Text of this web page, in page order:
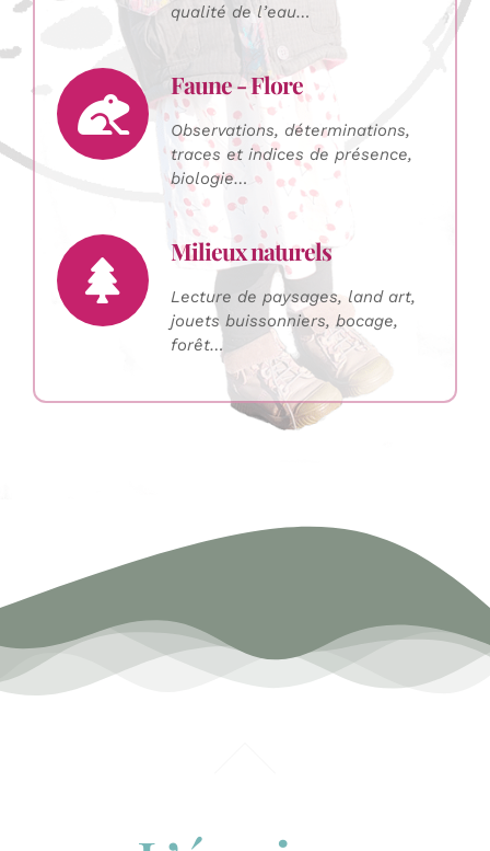
qualité de l’eau…
Faune - Flore
Observations, déterminations,
traces et indices de présence,
biologie…
Milieux naturels
Lecture de paysages, land art,
jouets buissonniers, bocage,
forêt…